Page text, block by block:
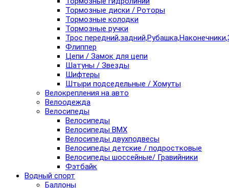
Тормозные диски / Роторы
Тормозные колодки
Тормозные ручки
Трос
Флиппер
Цепи / Замок для цепи
Шатуны / Звезды
Шифтеры
Штыри подседельные / Хомуты
Велокрепления на авто
Велоодежда
Велосипеды
Велосипеды
Велосипеды BMX
Велосипеды двухподвесы
Велосипеды детские / подростковые
Велосипеды шоссейные/ Гравийники
Фэтбайк
Водный спорт
Баллоны